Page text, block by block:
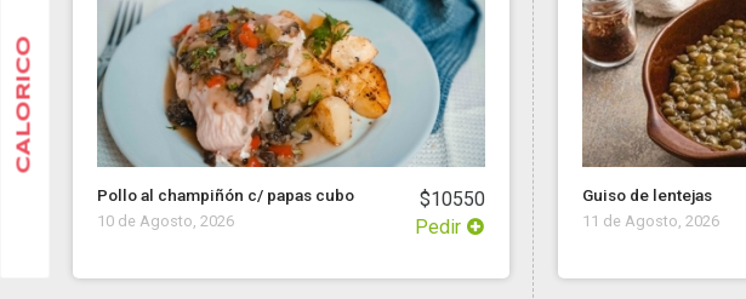
CALORICO
Pollo al champiñón c/ papas cubo $10550
10 de Agosto, 2026 Pedir
Guiso de lentejas
11 de Agosto, 2026